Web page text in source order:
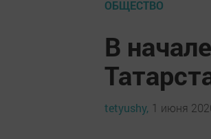
ОБЩЕСТВО
В
tetyushy, 1 июня